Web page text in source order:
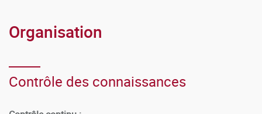
Organisation
Contrôle des connaissances